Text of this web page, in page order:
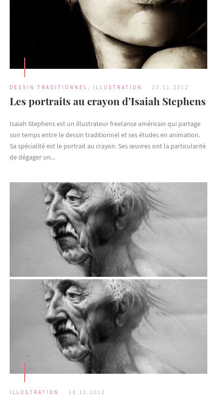
DESSIN TRADITIONNEL ILLUSTRATION 23.11.2012
Les portraits au crayon d’Isaiah Stephens
Isaiah Stephens est un illustrateur freelance américain qui partage
son temps entre le dessin traditionnel et ses études en animation.
Sa spécialité est le portrait au crayon. Ses œuvres ont la particularité
de dégager un...
ILLUSTRATION 18.10.2012